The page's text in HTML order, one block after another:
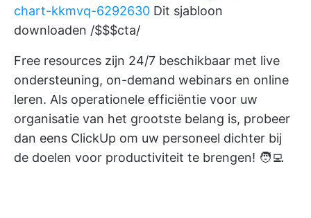
chart-kkmvq-6292630 Dit sjabloon
downloaden /$$$cta/
Free resources zijn 24/7 beschikbaar met live
ondersteuning, on-demand webinars en online
leren. Als operationele efficiëntie voor uw
organisatie van het grootste belang is, probeer
dan eens ClickUp om uw personeel dichter bij
de doelen voor productiviteit te brengen! 🧑‍💻